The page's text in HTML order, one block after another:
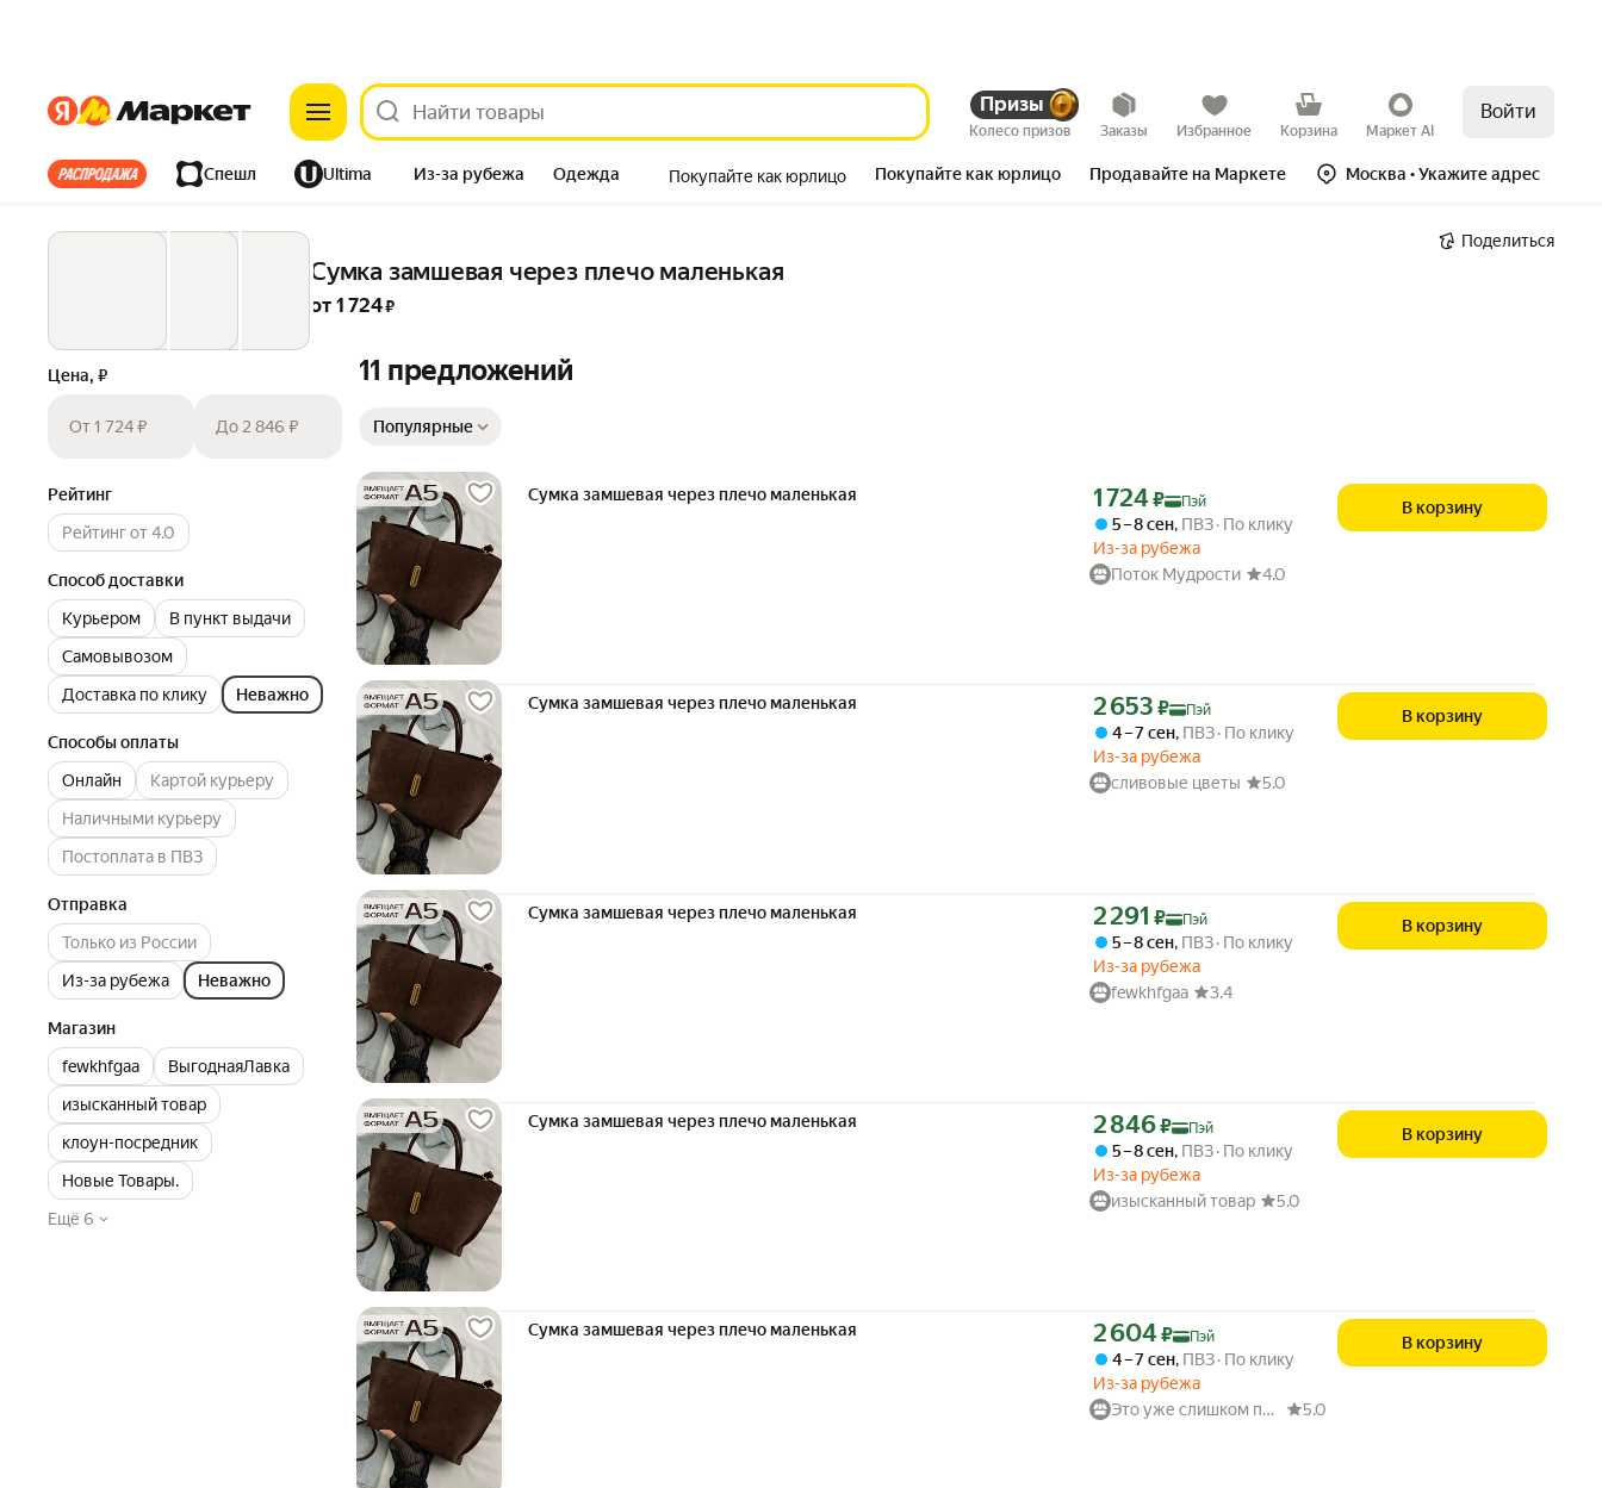
ЯндексЯндекс Призы
Колесо призов Заказы Избранное Корзина Маркет AI
Войти
Все хиты Спешл Ultima Из-за рубежа Одежда
Дом Ремонт Детям Красота
Покупайте как юрлицо Покупайте как юрлицо Продавайте на Маркете Москва • Укажите адрес
Сумка замшевая через плечо маленькая
от 1 724 ₽
Поделиться
Цена, ₽
От 1 724 ₽ До 2 846 ₽
Рейтинг
Рейтинг от 4.0
Способ доставки
Курьером
В пункт выдачи
Самовывозом
Доставка по клику
Неважно
Способы оплаты
Онлайн
Картой курьеру
Наличными курьеру
Постоплата в ПВЗ
Отправка
Только из России
Из-за рубежа
Неважно
Магазин
fewkhfgaa
ВыгоднаяЛавка
изысканный товар
клоун-посредник
Новые Товары.
Ещё 6
11 предложений
Популярные
Сумка замшевая через плечо маленькая Цена с картой Яндекс Пэй 1724 ₽ вместо
1 724 ₽ Пэй
5 – 8 сен, ПВЗ По клику
Из-за рубежа
Поток Мудрости
4.0
В корзину
Сумка замшевая через плечо маленькая Цена с картой Яндекс Пэй 2653 ₽ вместо
2 653 ₽ Пэй
4 – 7 сен, ПВЗ По клику
Из-за рубежа
сливовые цветы
5.0
В корзину
Сумка замшевая через плечо маленькая Цена с картой Яндекс Пэй 2291 ₽ вместо
2 291 ₽ Пэй
5 – 8 сен, ПВЗ По клику
Из-за рубежа
fewkhfgaa
3.4
В корзину
Сумка замшевая через плечо маленькая Цена с картой Яндекс Пэй 2846 ₽ вместо
2 846₽ Пэй
5 – 8 сен, ПВЗ По клику
Из-за рубежа
изысканный товар
5.0
В корзину
Сумка замшевая через плечо маленькая Цена с картой Яндекс Пэй 2604 ₽ вместо
2 604 ₽ Пэй
4 – 7 сен, ПВЗ По клику
Из-за рубежа
Это уже слишком поздно.
5.0
В корзину